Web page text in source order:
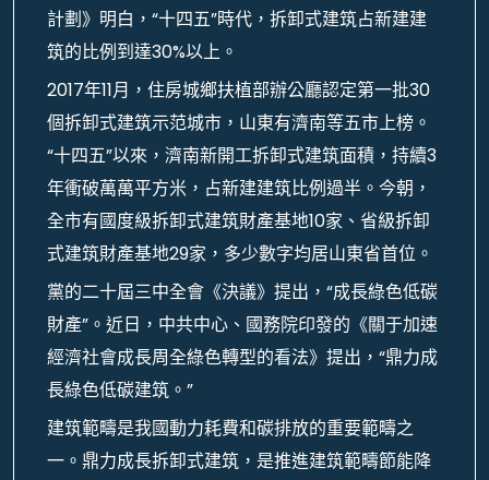
計劃》明白，“十四五”時代，拆卸式建筑占新建建
筑的比例到達30%以上。
2017年11月，住房城鄉扶植部辦公廳認定第一批30
個拆卸式建筑示范城市，山東有濟南等五市上榜。
“十四五”以來，濟南新開工拆卸式建筑面積，持續3
年衝破萬萬平方米，占新建建筑比例過半。今朝，
全市有國度級拆卸式建筑財產基地10家、省級拆卸
式建筑財產基地29家，多少數字均居山東省首位。
黨的二十屆三中全會《決議》提出，“成長綠色低碳
財產”。近日，中共中心、國務院印發的《關于加速
經濟社會成長周全綠色轉型的看法》提出，“鼎力成
長綠色低碳建筑。”
建筑範疇是我國動力耗費和碳排放的重要範疇之
一。鼎力成長拆卸式建筑，是推進建筑範疇節能降